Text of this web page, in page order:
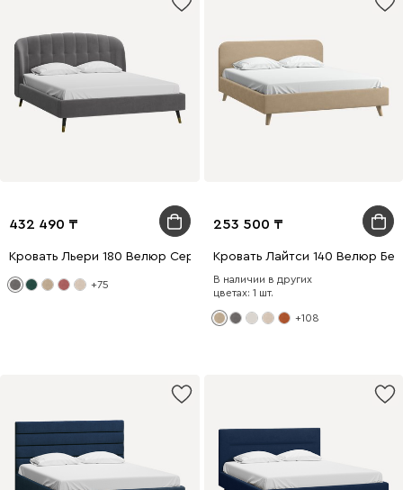
432 490
Кровать Льери 180 Велюр Серый
+75
253 500
Кровать Лайтси 140 Велюр
В наличии в других
цветах: 1 шт.
+108